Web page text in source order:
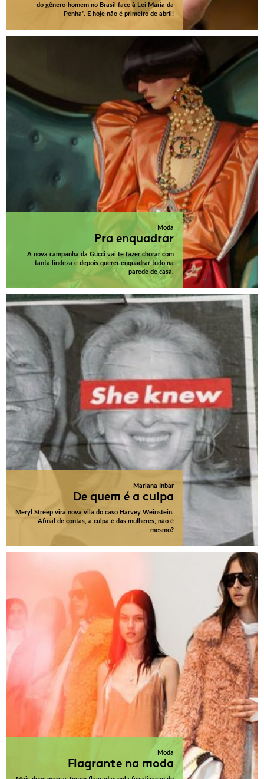
do gênero-homem no Brasil face à Lei Maria da
Penha". E hoje não é primeiro de abril!
Moda
Pra enquadrar
A nova campanha da Gucci vai te fazer chorar com
tanta lindeza e depois querer enquadrar tudo na
parede de casa.
Mariana Inbar
De quem é a culpa
Meryl Streep vira nova vilã do caso Harvey Weinstein.
Afinal de contas, a culpa é das mulheres, não é
mesmo?
Moda
Flagrante na moda